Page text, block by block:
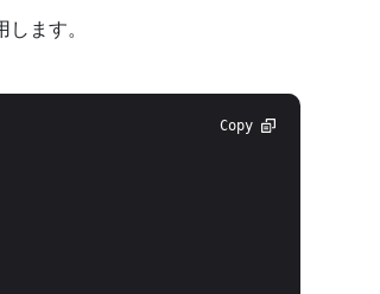
ます。
Copy